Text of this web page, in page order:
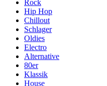
Rock
Hip Hop
Chillout
Schlager
Oldies
Electro
Alternative
80er
Klassik
House